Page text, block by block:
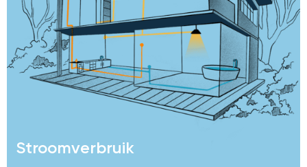
Stroomverbruik